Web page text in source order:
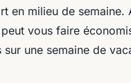
en milieu de semaine.
vous faire
une semaine de